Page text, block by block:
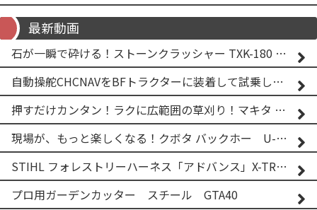
最新動画
石が一瞬で砕ける！ストーンクラッシャー TXK-180 実演
自動操舵CHCNAVをBFトラクターに装着して試乗してみた！！ CHCNAV NX610
押すだけカンタン！ラクに広範囲の草刈り！マキタ バッテリー式草刈り機 MUG001G 2
現場が、もっと楽しくなる！クボタ バックホー U-25-3A
STIHL フォレストリーハーネス「アドバンス」X-TREEm
プロ用ガーデンカッター スチール GTA40